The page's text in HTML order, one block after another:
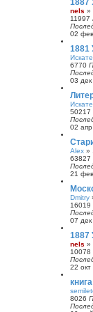
nels »
11997
02
1881
6770
03
50217
02
Alex »
63827
21
Dmitry
16019
07
1887
nels »
10078
22
8026